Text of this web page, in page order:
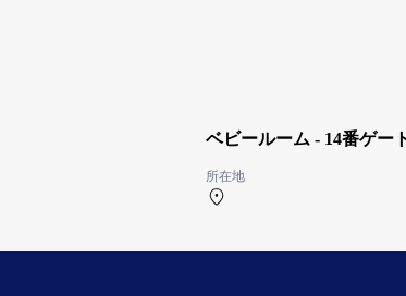
ベビールーム - 14番ゲー
所在地